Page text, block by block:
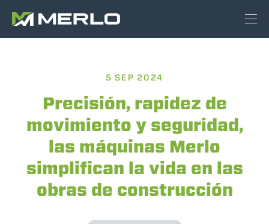
5 SEP 2024
Precisión, rapidez de
movimiento y seguridad,
las máquinas Merlo
simplifican la vida en las
obras de construcción